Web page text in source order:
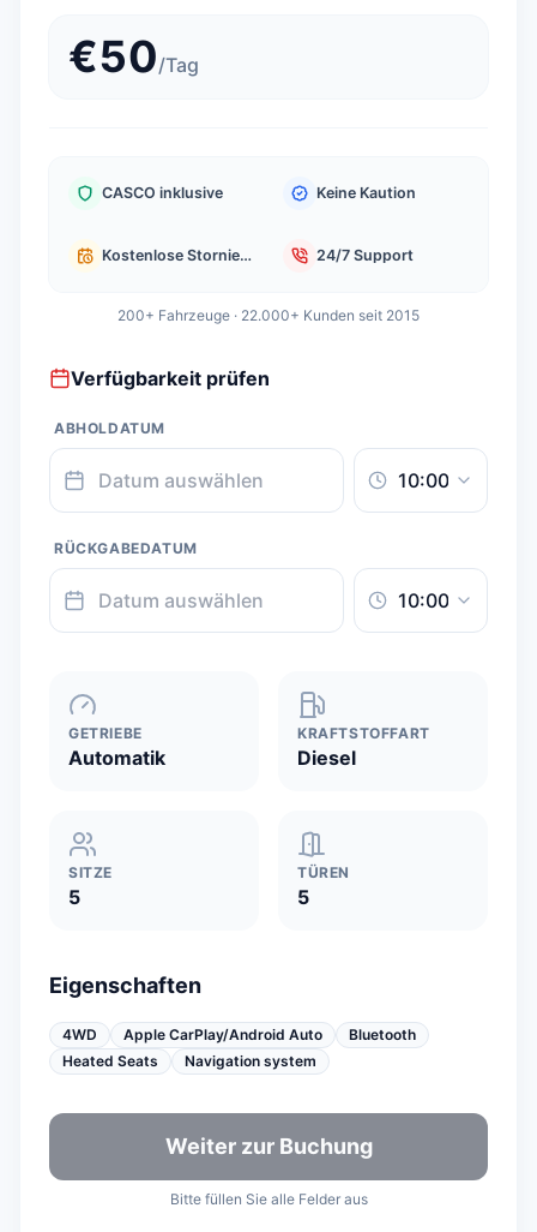
€50/Tag
CASCO inklusive Keine Kaution
Kostenlose Stornierung 24/7 Support
200+ Fahrzeuge · 22.000+ Kunden seit 2015
Verfügbarkeit prüfen
ABHOLDATUM
RÜCKGABEDATUM
GETRIEBE
Automatik
KRAFTSTOFFART
Diesel
SITZE
5
TÜREN
5
Eigenschaften
4WD Apple CarPlay/Android Auto
Bluetooth
Heated Seats
Navigation system
Weiter zur Buchung
Bitte füllen Sie alle Felder aus